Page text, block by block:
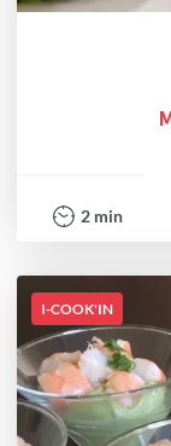
2 min
I-COOK'IN